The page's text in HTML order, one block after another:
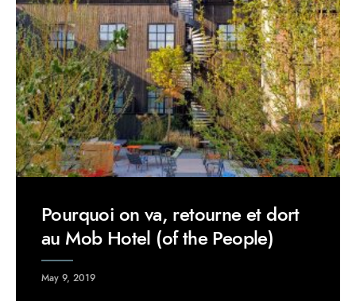
Pourquoi on va, retourne et dort
au Mob Hotel (of the People)
May 9, 2019